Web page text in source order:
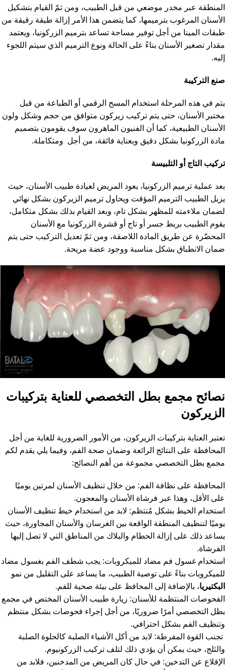
المنطقة عبر مخدر موضعي من قبل الطبيب، ومن ثمّ القيام بتشكيل
الأسنان المرغوب بترميمها، كما يتضمن هذا الأمر إزالة طبقة رقيقة من
طبقات المينا من أجل توفير مساحة تساعد بترميم الزركونيا، ويعتمد
مقدار تصغير الأسنان بناءً على الحالة ونوع الترميم الذي سيتم اللجوء
إليه.
صنع التركيبة
يتم في هذه المرحلة استخدام المسح الرقمي أو الطباعة من قبل
مختبر الأسنان، حتى يتم تركيب زيركون متوافق من حجم وشكل ولون
الأسنان الطبيعية، كما أن الفنيون الماهرون سوف يقومون بتصميم
مادة الزركونيا بشكل دقيق وبعناية فائقة، من أجل ومتكاملة.
تركيب التاج أو التلبيسة
بعد عملية ترميم الزركونيا، يعود المريض لعيادة طبيب الأسنان، حيث
يزيل الطبيب الترميم المؤقت ويحاول ترميم الزيركون بشكل نهائي
لضمان ملاءمته للمظهر بشكل تام، وبعد القيام بذلك بشكل متكامل،
يقوم الطبيب بربط جسر أو تاج أو قشرة الزركونيا مع الأسنان
المحضّرة عن طريق المادة اللاصقة، ومن ثمّ تعديل التركيب حتى يتم
ضمان الانطباق بشكل مناسبة ووجود عضة مريحة.
نصائح مجمع بطل التخصصي للعناية بتركيبات
الزيركون
تعتبر العناية بتركيبات الزيركون، من الأمور الضرورية للغاية من أجل
المحافظة على النتائج الرائعة وضمان صحة الفم، وفيما يلي يقدم لكم
مجمع بطل التخصصي مجموعة من أهم النصائح:
المحافظة على نظافة الفم: من خلال تنظيف الأسنان لمرتين يوميًا
على الأقل، وهذا عبر فرشاة الأسنان والمعجون.
استخدام الخيط بشكل مُنتظم: لابد من استخدام خيط تنظيف الأسنان
يوميًا لتنظيف المنطقة الواقعة بين الغرسان والأسنان المجاورة، حيث
يساعد ذلك على إزالة الحطام والبلاك من المناطق التي لا تصل إليها
الفرشاة.
استخدام غسول فم مضاد للميكروبات: يجب شطف الفم بغسول مضاد
للميكروبات بناءً على توصية الطبيب، ما يساعد على التقليل من نمو
البكتيريا، بالإضافة إلى المحافظ على بيئة صحية للفم.
الفحوصات المنتظمة للأسنان: زيارة طبيب الأسنان المختص في مجمع
بطل التخصصي أمرًا ضروريًا، من أجل إجراء فحوصات بشكل منتظم
وتنظيف الفم بشكل احترافي.
تجنب القوة المفرطة: لابد من أكل الأشياء الصلبة كالحلوة الصلبة
والثلج، حيث يمكن أن يؤدي ذلك لتلف تركيب الزركونيوم.
الإقلاع عن التدخين: في حال كان المريض من المدخنين، فلابد من